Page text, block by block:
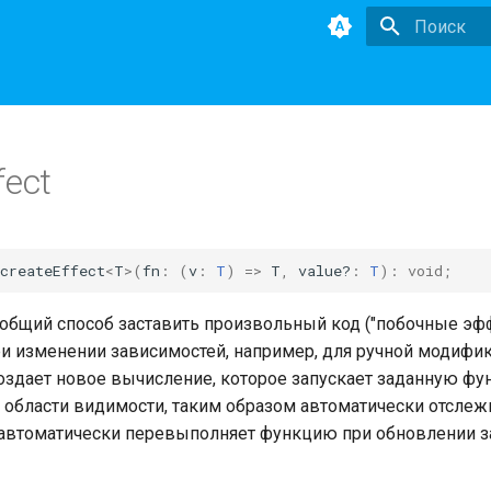
createEffect<T>(fn : (v : T) => T value? : T) : void ;
способ заставить произвольный код ("побочные
изменении зависимостей, например, для ручной
новое вычисление, которое запускает заданную
видимости, таким образом автоматически
перевыполняет функцию при обновлении